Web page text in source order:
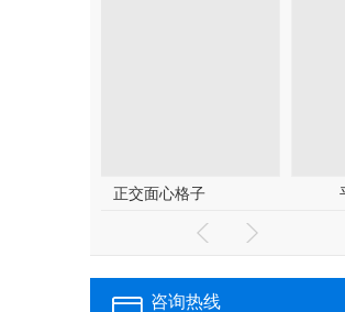
帚状构造及其组成模式
咨询热线